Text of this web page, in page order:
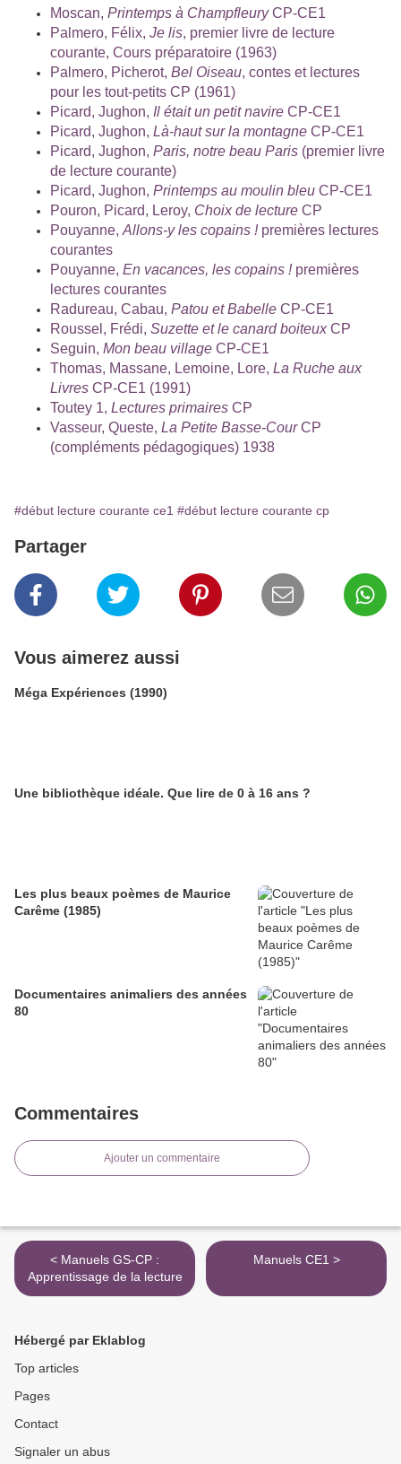
Moscan, Printemps à ChampfleuryCP-CE1
Palmero, Félix, Je lis, premier livre de lecture
courante, Cours préparatoire (1963)
Palmero, Picherot, Bel Oiseau, contes et lectures
pour les tout-petits CP (1961)
Picard, Jughon, Il était un petit navire CP-CE1
Picard, Jughon, Là-haut sur la montagne CP-CE1
Picard, Jughon, Paris, notre beau Paris (premier livre
de lecture courante)
Picard, Jughon, Printemps au moulin bleu CP-CE1
Pouron, Picard, Leroy, Choix de lecture CP
Pouyanne, Allons-y les copains !premières lectures
courantes
Pouyanne, En vacances, les copains !premières
lectures courantes
Radureau, Cabau, Patou et Babelle CP-CE1
Roussel, Frédi, Suzette et le canard boiteuxCP
Seguin, Mon beau village CP-CE1
Thomas, Massane, Lemoine, Lore, La Ruche aux
Livres CP-CE1 (1991)
Toutey 1, Lectures primaires CP
Vasseur, Queste, La Petite Basse-CourCP
(compléments pédagogiques) 1938
#début lecture courante ce1 #début lecture courante cp
Partager
Vous aimerez aussi
Méga Expériences (1990)
Une bibliothèque idéale. Que lire de 0 à 16 ans ?
Les plus beaux poèmes de Maurice
Carême (1985)
Documentaires animaliers des années
80
Commentaires
Ajouter un commentaire
< Manuels GS-CP :
Apprentissage de la lecture
Manuels CE1 >
Hébergé par Eklablog
Top articles
Pages
Contact
Signaler un abus